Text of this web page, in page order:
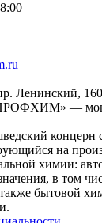
Ленинский, 160
—
концерн
на
химии:
в том
бытовой